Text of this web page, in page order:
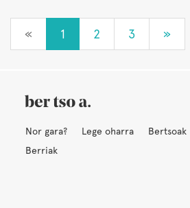
« 1 2 3 »
Nor gara? Lege oharra Bertsoak
Berriak